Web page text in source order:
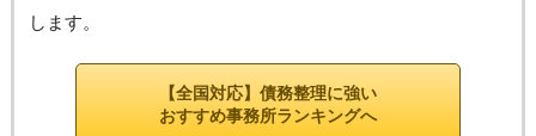
します。
【全国対応】債務整理に強い
おすすめ事務所ランキングへ